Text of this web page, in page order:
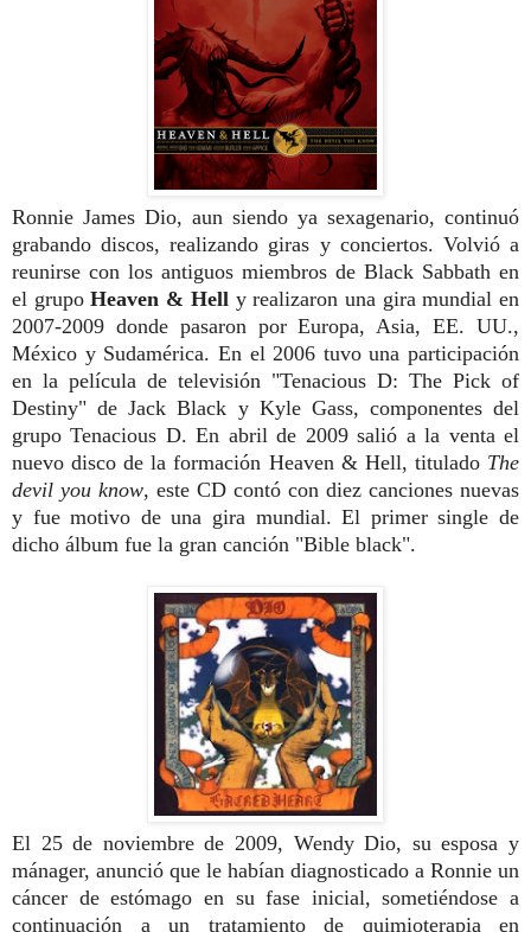
Ronnie James Dio, aun siendo ya sexagenario, continuó
grabando discos, realizando giras y conciertos. Volvió a
reunirse con los antiguos miembros de Black Sabbath en
el grupoHeaven & Hell y realizaron una gira mundial en
2007-2009 donde pasaron por Europa, Asia, EE. UU.,
México y Sudamérica. En el 2006 tuvo una participación
en la película de televisión "Tenacious D: The Pick of
Destiny" de Jack Black y Kyle Gass, componentes del
grupo Tenacious D. En abril de 2009 salió a la venta el
nuevo disco de la formación Heaven & Hell, titulado The
devil you know, este CD contó con diez canciones nuevas
y fue motivo de una gira mundial. El primer single de
dicho álbum fue la gran canción "Bible black".
El 25 de noviembre de 2009, Wendy Dio, su esposa y
mánager, anunció que le habían diagnosticado a Ronnie un
cáncer de estómago en su fase inicial, sometiéndose a
continuación a un tratamiento de quimioterapia en